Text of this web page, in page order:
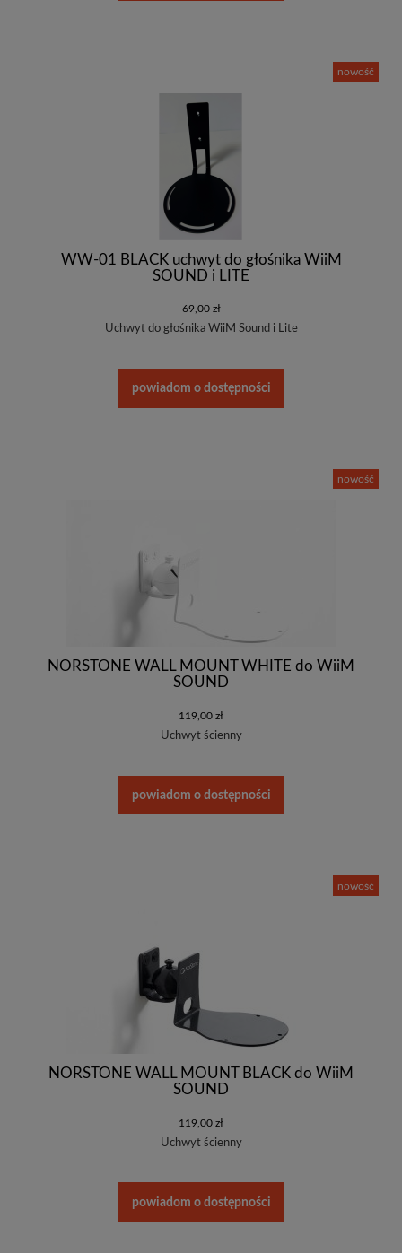
WW-01 BLACK uchwyt do głośnika WiiM
SOUND i LITE
69,00 zł
Uchwyt do głośnika WiiM Sound i Lite
powiadom o dostępności
nowość
NORSTONE WALL MOUNT WHITE do WiiM
SOUND
119,00 zł
Uchwyt ścienny
powiadom o dostępności
nowość
NORSTONE WALL MOUNT BLACK do WiiM
SOUND
119,00 zł
Uchwyt ścienny
powiadom o dostępności
nowość